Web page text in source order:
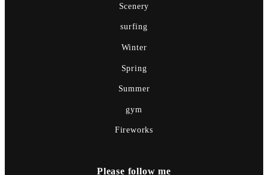
Scenery
surfing
Winter
Spring
Summer
gym
Fireworks
Please follow me